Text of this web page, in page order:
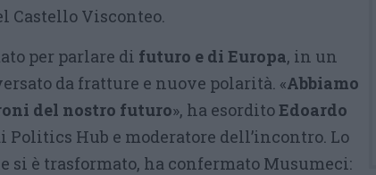
Castello Visconteo.
per parlare di futuro e di Europa, in un
da fratture e nuove polarità. «Abbiamo
del nostro futuro», ha esorditoEdoardo
Politics Hub e moderatore dell’incontro. Lo
si è trasformato, ha confermato Musumeci: